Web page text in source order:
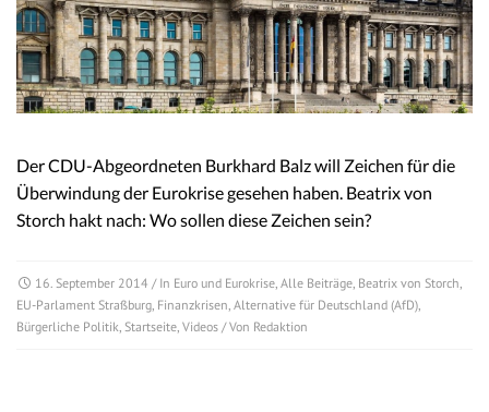
Der CDU-Abgeordneten Burkhard Balz will Zeichen für die
Überwindung der Eurokrise gesehen haben. Beatrix von
Storch hakt nach: Wo sollen diese Zeichen sein?
16. September 2014 / In Euro und Eurokrise Alle Beiträge Beatrix von Storch
EU-Parlament Straßburg Finanzkrisen Alternative für Deutschland (AfD)
Bürgerliche Politik Startseite Videos / Von Redaktion